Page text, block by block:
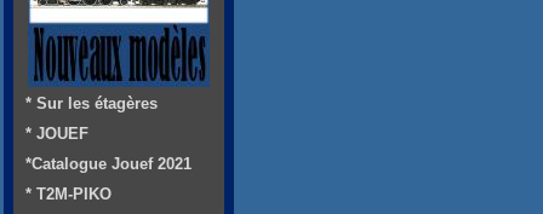
* Sur les étagères
* JOUEF
*Catalogue Jouef 2021
* T2M-PIKO